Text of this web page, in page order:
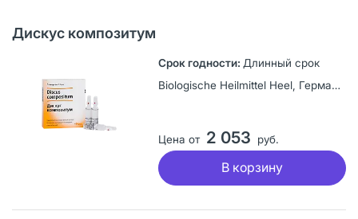
Дискус композитум
Длинный срок
Biologische Heilmittel Heel, Германия
Цена от 2 053 руб.
В корзину